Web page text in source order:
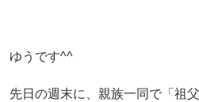
ゆうです^^
先日の週末に、親族一同で「祖